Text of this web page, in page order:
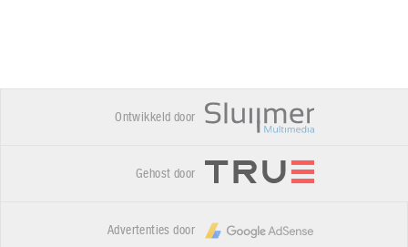
Ontwikkeld door
Gehost door
Advertenties door